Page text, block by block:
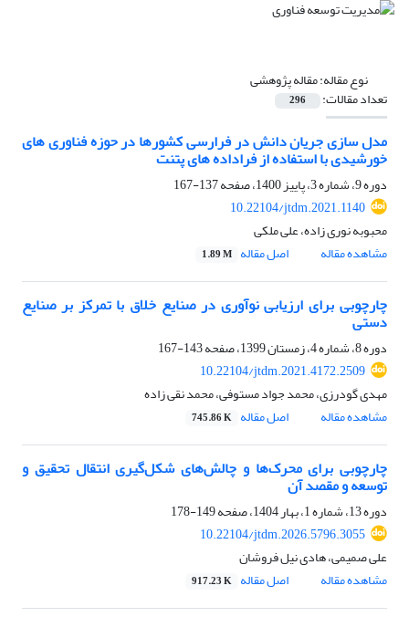
نوع مقاله:مقاله پژوهشی
تعداد مقالات: 296
مدل سازی جریان دانش در فرارسی کشورها در حوزه فناوری های
خورشیدی با استفاده از فراداده های پتنت
دوره 9، شماره 3، پاییز 1400، صفحه
137-167
10.22104/jtdm.2021.1140
محبوبه نوری زاده، علی ملکی
مشاهده مقاله
اصل مقاله 1.89 M
چارچوبی برای ارزیابی نوآوری در صنایع خلاق با تمرکز بر صنایع
دستی
دوره 8، شماره 4، زمستان 1399، صفحه
143-167
10.22104/jtdm.2021.4172.2509
مهدی گودرزی، محمد جواد مستوفی، محمد نقی زاده
مشاهده مقاله
اصل مقاله 745.86 K
چارچوبی برای محرک‌‌ها و چالش‌های شکل‌گیری انتقال تحقیق و
توسعه و مقصد آن
دوره 13، شماره 1، بهار 1404، صفحه
149-178
10.22104/jtdm.2026.5796.3055
علی صمیمی، هادی نیل فروشان
مشاهده مقاله
اصل مقاله 917.23 K